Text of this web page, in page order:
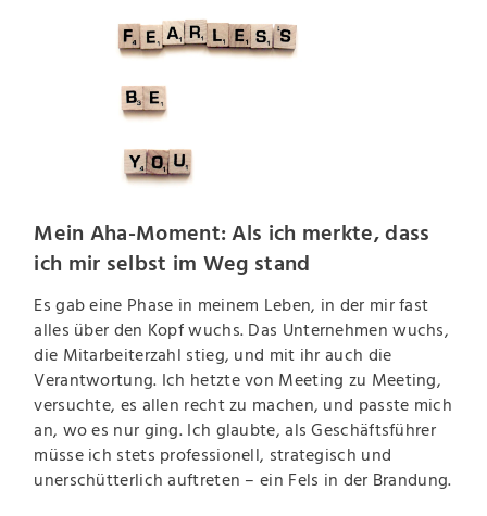
Mein Aha-Moment: Als ich merkte, dass
ich mir selbst im Weg stand
Es gab eine Phase in meinem Leben, in der mir fast
alles über den Kopf wuchs. Das Unternehmen wuchs,
die Mitarbeiterzahl stieg, und mit ihr auch die
Verantwortung. Ich hetzte von Meeting zu Meeting,
versuchte, es allen recht zu machen, und passte mich
an, wo es nur ging. Ich glaubte, als Geschäftsführer
müsse ich stets professionell, strategisch und
unerschütterlich auftreten – ein Fels in der Brandung.